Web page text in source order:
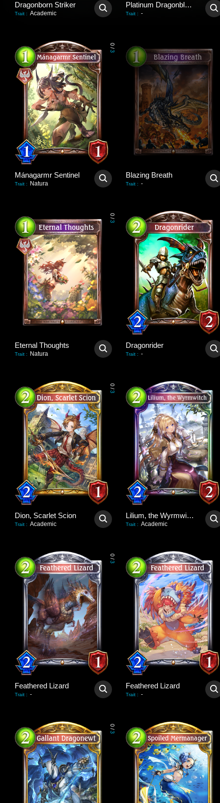
Dragonborn Striker
Trait : Academic
Platinum Dragonblader
Trait : -
0
/
3
Mánagarmr Sentinel
Trait : Natura
Blazing Breath
Trait : -
0
/
3
Eternal Thoughts
Trait : Natura
Dragonrider
Trait : -
0
/
3
Dion, Scarlet Scion
Trait : Academic
Lilium, the Wyrmwitch
Trait : Academic
0
/
3
Feathered Lizard
Trait : -
Feathered Lizard
Trait : -
0
/
3